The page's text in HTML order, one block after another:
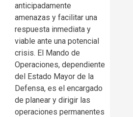
anticipadamente
amenazas y facilitar una
respuesta inmediata y
viable ante una potencial
crisis. El Mando de
Operaciones, dependiente
del Estado Mayor de la
Defensa, es el encargado
de planear y dirigir las
operaciones permanentes